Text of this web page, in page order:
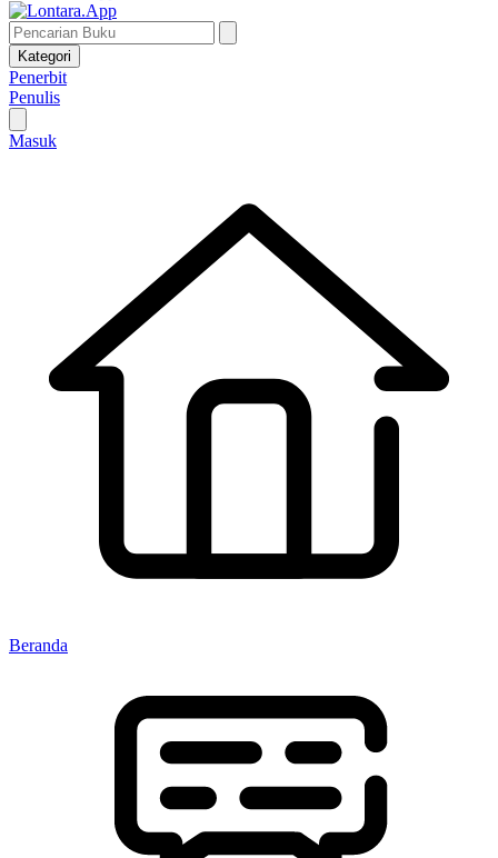
Kategori
Penerbit
Penulis
Masuk
Beranda